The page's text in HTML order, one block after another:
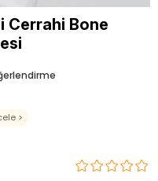
Cerrahi Bone
>